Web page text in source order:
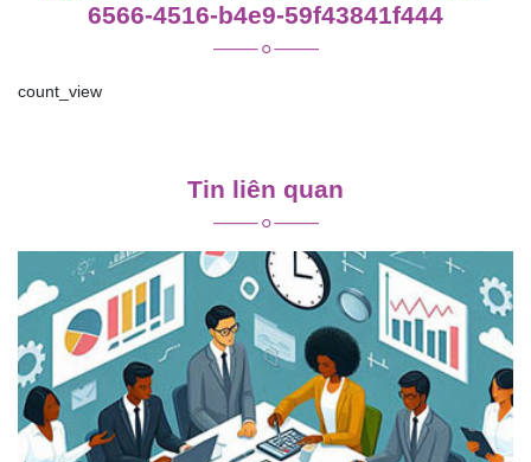
6566-4516-b4e9-59f43841f444
count_view
viết
Tin liên quan